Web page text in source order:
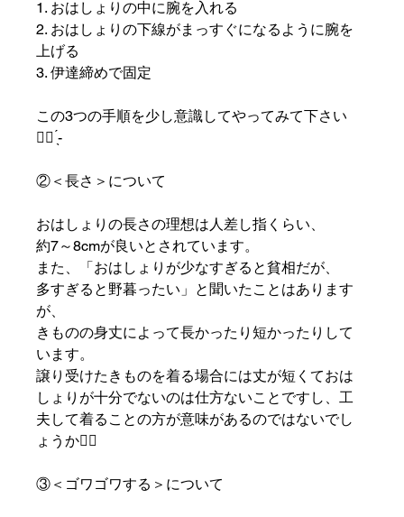
1. おはしょりの中に腕を入れる
2. おはしょりの下線がまっすぐになるように腕を
上げる
3. 伊達締めで固定
この3つの手順を少し意識してやってみて下さい
👍🏻 ̖́-‬
②＜長さ＞について
おはしょりの長さの理想は人差し指くらい、
約7～8cmが良いとされています。
また、「おはしょりが少なすぎると貧相だが、
多すぎると野暮ったい」と聞いたことはあります
が、
きものの身丈によって長かったり短かったりして
います。
譲り受けたきものを着る場合には丈が短くておは
しょりが十分でないのは仕方ないことですし、工
夫して着ることの方が意味があるのではないでし
ょうか♡⃛
③＜ゴワゴワする＞について